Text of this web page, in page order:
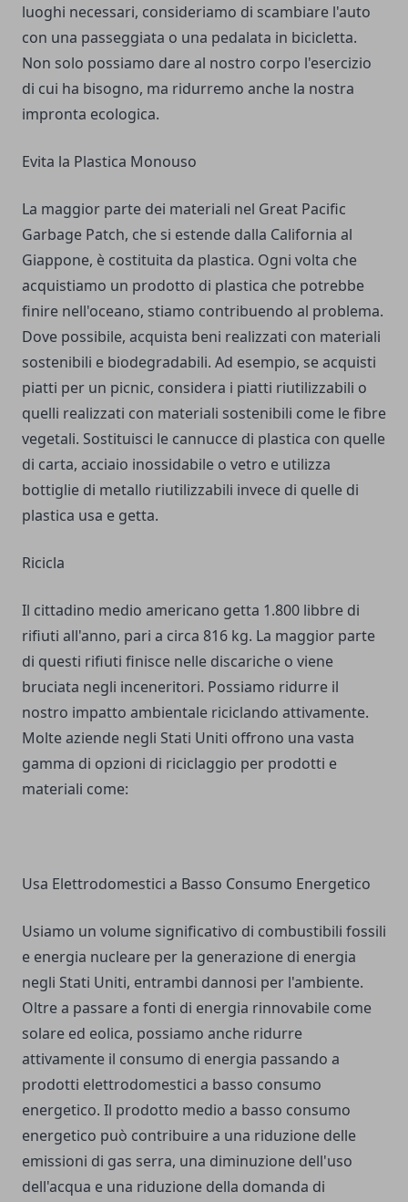
luoghi necessari, consideriamo di scambiare l'auto
con una passeggiata o una pedalata in bicicletta.
Non solo possiamo dare al nostro corpo l'esercizio
di cui ha bisogno, ma ridurremo anche la nostra
impronta ecologica.
Evita la Plastica Monouso
La maggior parte dei materiali nel Great Pacific
Garbage Patch, che si estende dalla California al
Giappone, è costituita da plastica. Ogni volta che
acquistiamo un prodotto di plastica che potrebbe
finire nell'oceano, stiamo contribuendo al problema.
Dove possibile, acquista beni realizzati con materiali
sostenibili e biodegradabili. Ad esempio, se acquisti
piatti per un picnic, considera i piatti riutilizzabili o
quelli realizzati con materiali sostenibili come le fibre
vegetali. Sostituisci le cannucce di plastica con quelle
di carta, acciaio inossidabile o vetro e utilizza
bottiglie di metallo riutilizzabili invece di quelle di
plastica usa e getta.
Ricicla
Il cittadino medio americano getta 1.800 libbre di
rifiuti all'anno, pari a circa 816 kg. La maggior parte
di questi rifiuti finisce nelle discariche o viene
bruciata negli inceneritori. Possiamo ridurre il
nostro impatto ambientale riciclando attivamente.
Molte aziende negli Stati Uniti offrono una vasta
gamma di opzioni di riciclaggio per prodotti e
materiali come:
Usa Elettrodomestici a Basso Consumo Energetico
Usiamo un volume significativo di combustibili fossili
e energia nucleare per la generazione di energia
negli Stati Uniti, entrambi dannosi per l'ambiente.
Oltre a passare a fonti di energia rinnovabile come
solare ed eolica, possiamo anche ridurre
attivamente il consumo di energia passando a
prodotti elettrodomestici a basso consumo
energetico. Il prodotto medio a basso consumo
energetico può contribuire a una riduzione delle
emissioni di gas serra, una diminuzione dell'uso
dell'acqua e una riduzione della domanda di